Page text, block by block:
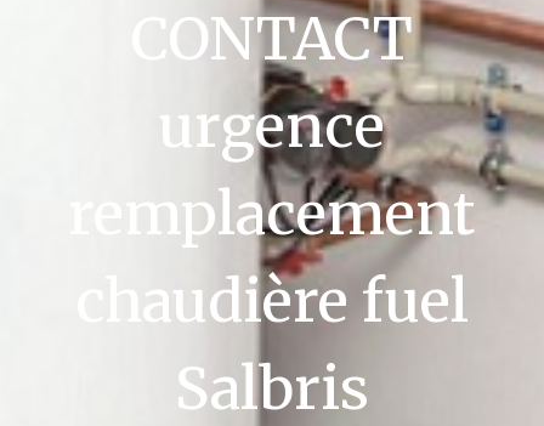
CONTACT
urgence
remplacement
chaudière fuel
Salbris